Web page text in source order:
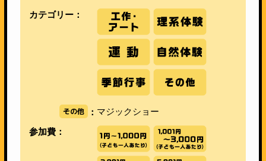
カテゴリー：
その他 ： マジックショー
参加費：